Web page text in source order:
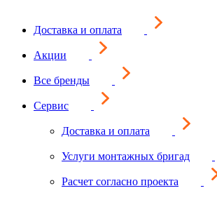
Доставка и оплата
Акции
Все бренды
Сервис
Доставка и оплата
Услуги монтажных бригад
Расчет согласно проекта